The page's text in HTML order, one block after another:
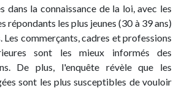
dans la connaissance de la loi, avec les
répondants les plus jeunes (30 à 39 ans)
commerçants, cadres et professions
sont les mieux informés des
De plus, l'enquête révèle que les
sont les plus susceptibles de vouloir